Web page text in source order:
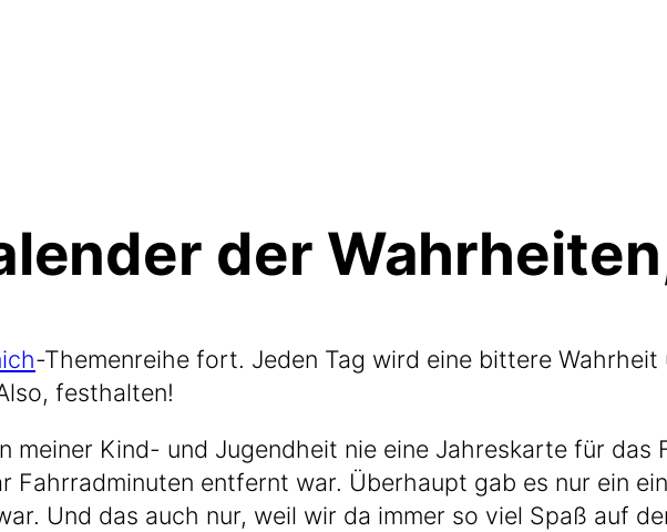
der
-The­men­rei­he fort. Jeden Tag wird eine bit­te­re Wahr­heit
festhalten!
mei­ner Kind- und Jugend­heit nie eine Jah­res­kar­te für das
Fahr­rad­mi­nu­ten ent­fernt war. Über­haupt gab es nur ein
Und das auch nur, weil wir da immer so viel Spaß auf